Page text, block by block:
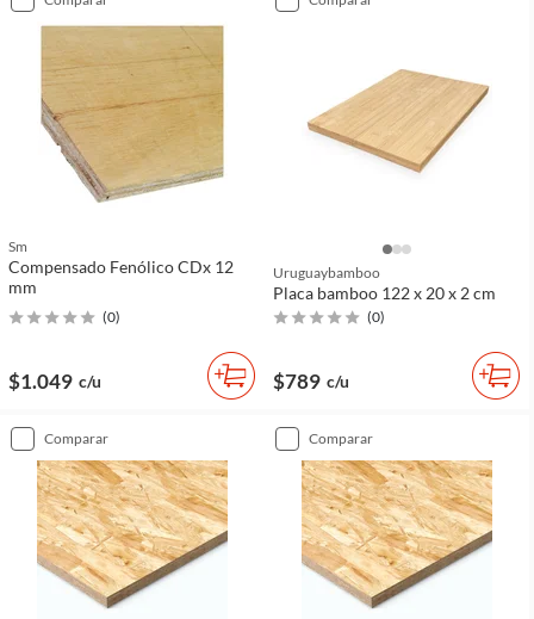
Sm
Compensado Fenólico CDx 12
mm
(0)
$1.049 c/u
Uruguaybamboo
Placa bamboo 122 x 20 x 2 cm
(0)
$789 c/u
comparar comparar